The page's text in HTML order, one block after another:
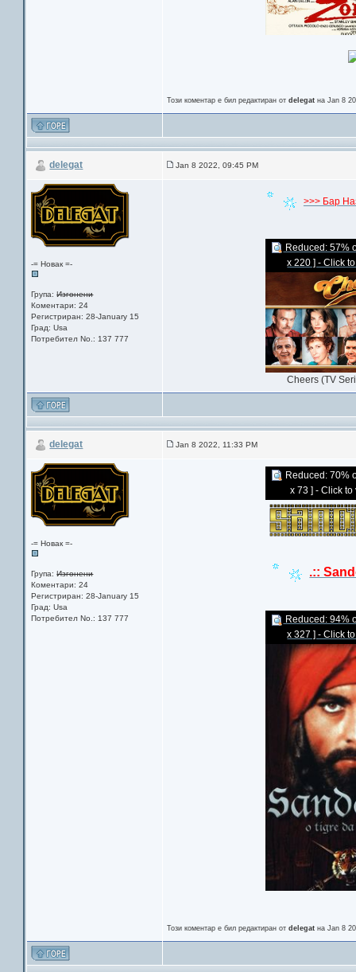
Този коментар е бил редактиран отdelegat на Jan 8
delegat Jan 8 2022, 09:45 PM
-= Новак =-
Група:Изгонени
Коментари: 24
Регистриран: 28-January 15
Град: Usa
Потребител No.: 137 777
>>> Бар
Reduced: 57%
x 220 ] - Click
Cheers (TV
delegat Jan 8 2022, 11:33 PM
-= Новак =-
Група:Изгонени
Коментари: 24
Регистриран: 28-January 15
Град: Usa
Потребител No.: 137 777
Reduced: 70%
x 73 ] - Click
.::
Reduced: 94%
x 327 ] - Click
Този коментар е бил редактиран отdelegat на Jan 8